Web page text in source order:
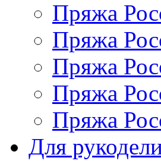
Пряжа
Пряжа
Пряжа
Пряжа
Пряжа
Для